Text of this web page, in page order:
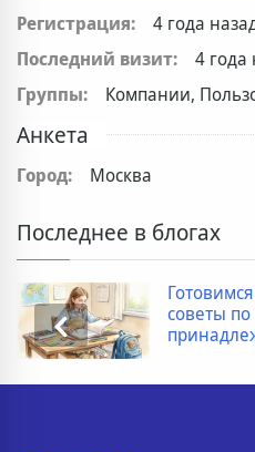
Регистрация:
4 года
Последний визит:
4 года
Группы:
Компании,
Анкета
Город: Москва
Последнее в блогах
советы